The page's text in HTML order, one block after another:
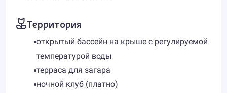
Территория
открытый бассейн на крыше с регулируемой
температурой воды
терраса для загара
ночной клуб (платно)